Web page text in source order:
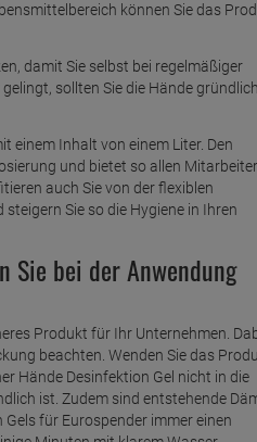
können Sie das
damit Sie selbst bei regelmäßiger
sollten Sie die Hände
einem Inhalt von einem Liter. Den
und bietet so allen
auch Sie von der flexiblen
Sie so die Hygiene in Ihren
Sie bei der Anwendung
Produkt für Ihr Unternehmen.
beachten. Wenden Sie das
Hände Desinfektion Gel nicht in die
ist. Zudem sind entstehende
für Eurospender immer einen